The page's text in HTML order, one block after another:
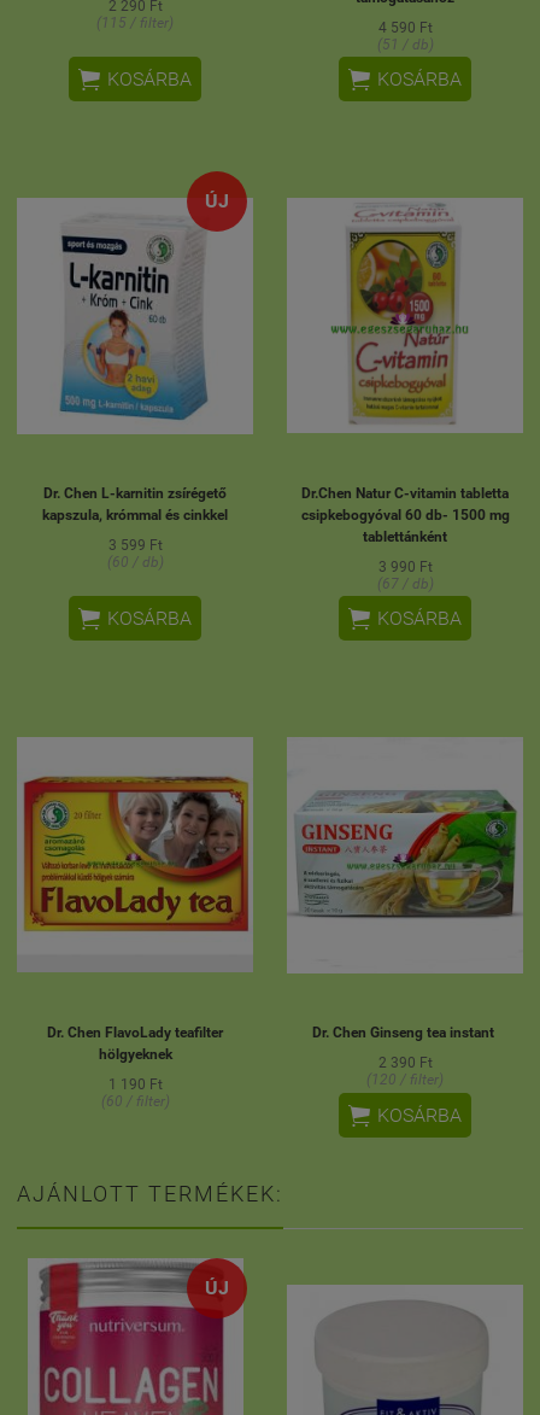
2 290 Ft
(115 / filter)
 KOSÁRBA
4 590 Ft
(51 / db)
 KOSÁRBA
ÚJ
Dr. Chen L-karnitin zsírégető
kapszula, krómmal és cinkkel
3 599 Ft
(60 / db)
 KOSÁRBA
Dr.Chen Natur C-vitamin tabletta
csipkebogyóval 60 db- 1500 mg
tablettánként
3 990 Ft
(67 / db)
 KOSÁRBA
Dr. Chen FlavoLady teafilter
hölgyeknek
1 190 Ft
(60 / filter)
Dr. Chen Ginseng tea instant
2 390 Ft
(120 / filter)
 KOSÁRBA
AJÁNLOTT TERMÉKEK:
ÚJ